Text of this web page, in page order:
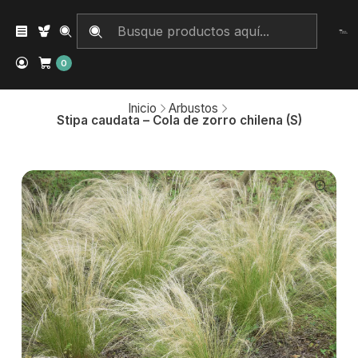
0
Inicio
Arbustos
Stipa caudata – Cola de zorro chilena (S)